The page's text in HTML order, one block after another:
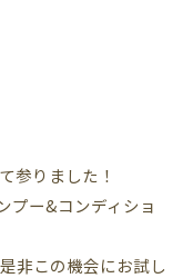
参りました！
プー&コンディショ
非この機会にお試し